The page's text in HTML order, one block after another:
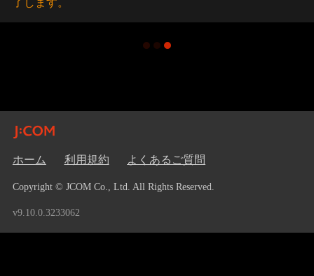
了します。
ホーム 利用規約 よくあるご質問
Copyright © JCOM Co., Ltd. All Rights Reserved.
v9.10.0.3233062